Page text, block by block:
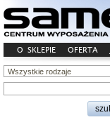
O SKLEPIE OFERTA